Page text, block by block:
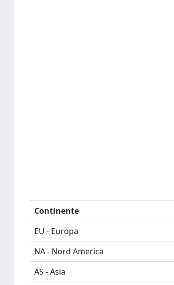
Continente
EU - Europa
NA - Nord America
AS - Asia